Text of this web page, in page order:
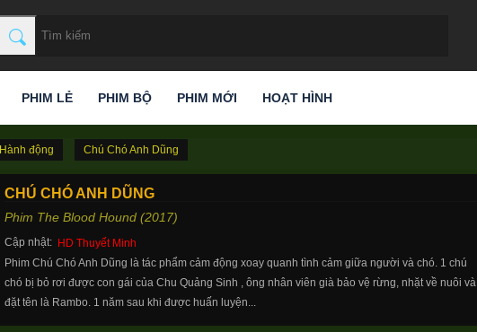
PHIM LẺ PHIM BỘ PHIM MỚI HOẠT HÌNH
Hành động Chú Chó Anh Dũng
CHÚ CHÓ ANH DŨNG
Phim The Blood Hound (2017)
Cập nhật: HD Thuyết Minh
Phim Chú Chó Anh Dũng là tác phẩm cảm động xoay quanh tình cảm giữa người và chó. 1 chú
chó bị bỏ rơi được con gái của Chu Quảng Sinh , ông nhân viên già bảo vệ rừng, nhặt về nuôi và
đặt tên là Rambo. 1 năm sau khi được huấn luyện...